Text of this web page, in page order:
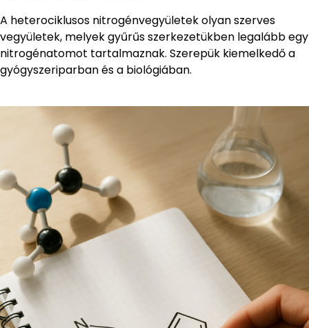
A heterociklusos nitrogénvegyületek olyan szerves
vegyületek, melyek gyűrűs szerkezetükben legalább egy
nitrogénatomot tartalmaznak. Szerepük kiemelkedő a
gyógyszeriparban és a biológiában.